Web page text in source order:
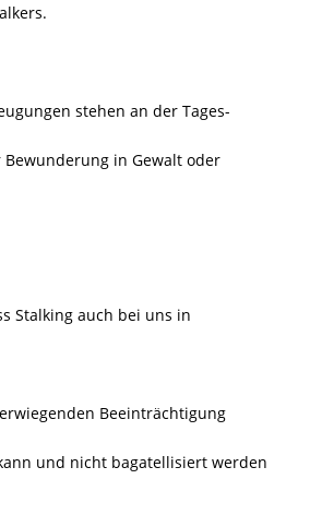
stehen an der Tages-
in Gewalt oder
Stalking auch bei uns in
Beeinträchtigung
und nicht bagatellisiert werden